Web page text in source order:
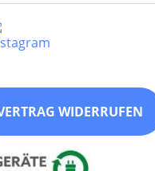
WIDERRUFEN